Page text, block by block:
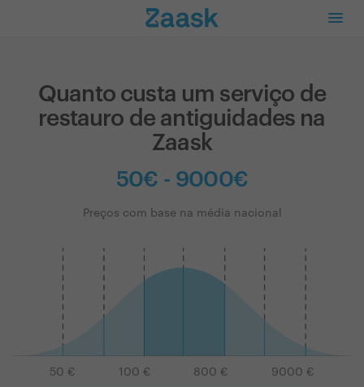
Quanto custa um serviço de
restauro de antiguidades na
Zaask
50€ - 9000€
Preços com base na média nacional
50 € 100 € 800 € 9000 €